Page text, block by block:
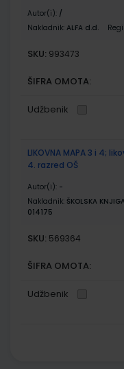
Autor(i): /
Nakladnik: ALFA d.d.
SKU: 993473
ŠIFRA OMOTA:
Udžbenik
LIKOVNA MAPA 3 i 4;
4. razred OŠ
Autor(i): -
Nakladnik: ŠKOLSKA
014175
SKU: 569364
ŠIFRA OMOTA:
Udžbenik